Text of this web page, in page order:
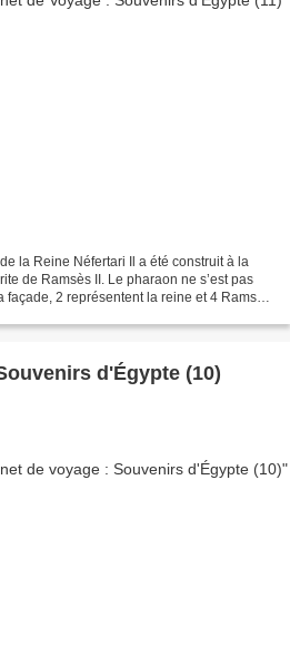
la Reine Néfertari Il a été construit à la
de Ramsès II. Le pharaon ne s’est pas
2 représentent la reine et 4 Ramsès
d'Égypte (10)